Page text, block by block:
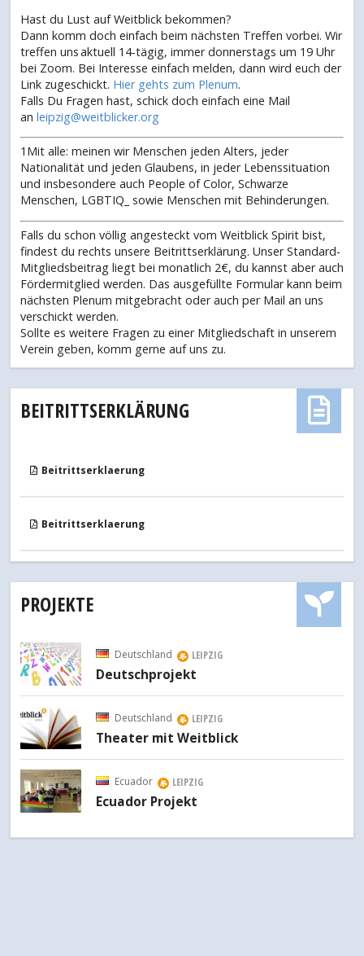
Hast du Lust auf Weitblick bekommen?
Dann komm doch einfach beim nächsten Treffen vorbei. Wir
treffen uns aktuell 14-tägig, immer donnerstags um 19 Uhr
bei Zoom. Bei Interesse einfach melden, dann wird euch der
Link zugeschickt. Hier gehts zum Plenum.
Falls Du Fragen hast, schick doch einfach eine Mail
an leipzig@weitblicker.org
1Mit alle: meinen wir Menschen jeden Alters, jeder
Nationalität und jeden Glaubens, in jeder Lebenssituation
und insbesondere auch People of Color, Schwarze
Menschen, LGBTIQ_ sowie Menschen mit Behinderungen.
Falls du schon völlig angesteckt vom Weitblick Spirit bist,
findest du rechts unsere Beitrittserklärung. Unser Standard-
Mitgliedsbeitrag liegt bei monatlich 2€, du kannst aber auch
Fördermitglied werden. Das ausgefüllte Formular kann beim
nächsten Plenum mitgebracht oder auch per Mail an uns
verschickt werden.
Sollte es weitere Fragen zu einer Mitgliedschaft in unserem
Verein geben, komm gerne auf uns zu.
BEITRITTSERKLÄRUNG
Beitrittserklaerung
Beitrittserklaerung
PROJEKTE
Deutschland LEIPZIG
Deutschprojekt
Deutschland LEIPZIG
Theater mit Weitblick
Ecuador LEIPZIG
Ecuador Projekt